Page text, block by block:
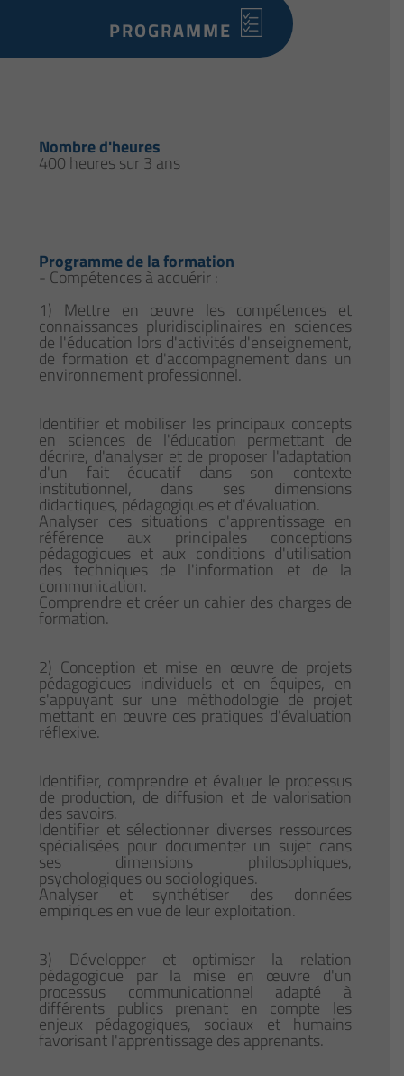
PROGRAMME
Nombre d'heures
400 heures sur 3 ans
Programme de la formation
- Compétences à acquérir :
1) Mettre en œuvre les compétences et
connaissances pluridisciplinaires en sciences
de l'éducation lors d'activités d'enseignement,
de formation et d'accompagnement dans un
environnement professionnel.
Identifier et mobiliser les principaux concepts
en sciences de l'éducation permettant de
décrire, d'analyser et de proposer l'adaptation
d'un fait éducatif dans son contexte
institutionnel, dans ses dimensions
didactiques, pédagogiques et d'évaluation.
Analyser des situations d'apprentissage en
référence aux principales conceptions
pédagogiques et aux conditions d'utilisation
des techniques de l'information et de la
communication.
Comprendre et créer un cahier des charges de
formation.
2) Conception et mise en œuvre de projets
pédagogiques individuels et en équipes, en
s'appuyant sur une méthodologie de projet
mettant en œuvre des pratiques d'évaluation
réflexive.
Identifier, comprendre et évaluer le processus
de production, de diffusion et de valorisation
des savoirs.
Identifier et sélectionner diverses ressources
spécialisées pour documenter un sujet dans
ses dimensions philosophiques,
psychologiques ou sociologiques.
Analyser et synthétiser des données
empiriques en vue de leur exploitation.
3) Développer et optimiser la relation
pédagogique par la mise en œuvre d'un
processus communicationnel adapté à
différents publics prenant en compte les
enjeux pédagogiques, sociaux et humains
favorisant l'apprentissage des apprenants.